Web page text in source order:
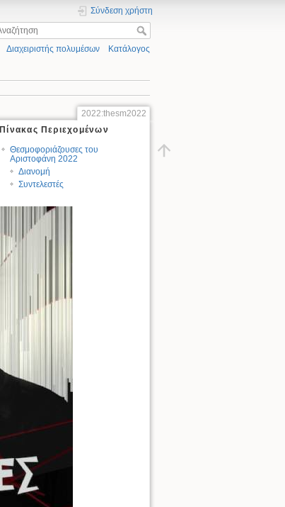
Σύνδεση χρήστη
Διαχειριστής πολυμέσων Κατάλογος
2022:thesm2022
Πίνακας Περιεχομένων
Θεσμοφοριάζουσες του
Αριστοφάνη 2022
Διανομή
Συντελεστές